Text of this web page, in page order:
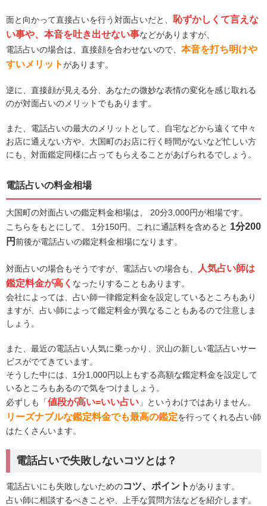
面と向かって直接占いを行う対面占いだと、 恥ずかしくて言えな
い事や、本音を吐き出せない事などがありますが、
電話占いの場合は、直接顔を合わせないので、 本音を打ち明けや
すいメリットがあります。
逆に、直接顔が見える分、あなたの微妙な表情の変化を感じ取れる
のが対面占いのメリットでもあります。
また、電話占いの最大のメリットとして、自宅などから遠くて中々
お店に通えない方や、大国町のお店に行く時間がないなど忙しい方
にも、対面鑑定同様に占ってもらえることがあげられるでしょう。
電話占いの料金相場
大国町の対面占いの鑑定料金相場は、 20分3,000円が相場です。
こちらをもとにして、 1分150円。これに通話料を含めると 1分200
円前後が電話占いの鑑定料金相場になります。
対面占いの場合もそうですが、電話占いの場合も、
人気占い師は
鑑定料金が高く なったりすることもあります。
会社によっては、占い師一律鑑定料金を設定しているところもあり
ますが、占い師によって鑑定料金が異なることもあるので注意しま
しょう。
また、最近の電話占い人気に乗っかり、沢山の新しい電話占いサー
ビスがでてきています。
そうした中には、1分1,000円以上もする高額な鑑定料金を設定して
いるところもあるので気をつけましょう。
必ずしも「値段が高い=いい占い 」というわけではありません。
リーズナブルな鑑定料金でも最高の鑑定を行ってくれる占い師
はたくさんいます。
電話占いで失敗しないコツとは？
電話占いにも失敗しないためのコツ、ポイントがあります。
占い師に相談するべきことや、上手な質問方法などを紹介します。